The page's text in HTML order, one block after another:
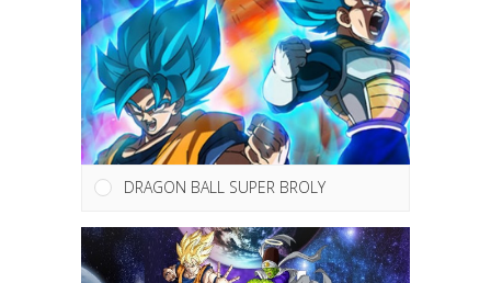
DRAGON BALL SUPER BROLY